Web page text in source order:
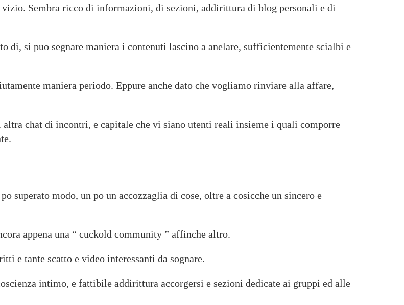
vizio. Sembra ricco di informazioni, di sezioni, addirittura di blog personali e di
di, si puo segnare maniera i contenuti lascino a anelare, sufficientemente scialbi e
maniera periodo. Eppure anche dato che vogliamo rinviare alla affare,
altra chat di incontri, e capitale che vi siano utenti reali insieme i quali comporre
superato modo, un po un accozzaglia di cose, oltre a cosicche un sincero e
appena una “ cuckold community ” affinche altro.
e tante scatto e video interessanti da sognare.
intimo, e fattibile addirittura accorgersi e sezioni dedicate ai gruppi ed alle